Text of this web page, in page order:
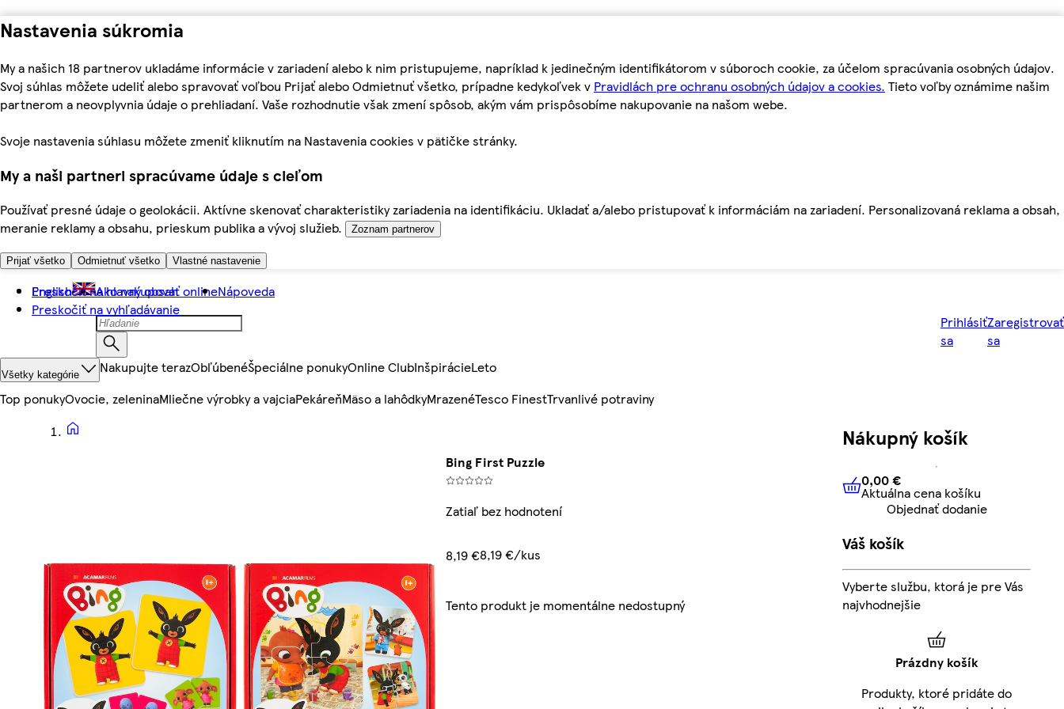
Nastavenia súkromia
My a našich 18 partnerov ukladáme informácie v zariadení alebo k nim pristupujeme, napríklad k jedinečným identifikátorom v súboroch cookie, za účelom spracúvania osobných údajov.
Svoj súhlas môžete udeliť alebo spravovať voľbou Prijať alebo Odmietnuť všetko, prípadne kedykoľvek v Pravidlách pre ochranu osobných údajov a cookies. Tieto voľby oznámime našim
partnerom a neovplyvnia údaje o prehliadaní. Vaše rozhodnutie však zmení spôsob, akým vám prispôsobíme nakupovanie na našom webe.
Svoje nastavenia súhlasu môžete zmeniť kliknutím na Nastavenia cookies v pätičke stránky.
My a naši partneri spracúvame údaje s cieľom
Používať presné údaje o geolokácii. Aktívne skenovať charakteristiky zariadenia na identifikáciu. Ukladať a/alebo pristupovať k informáciám na zariadení. Personalizovaná reklama a obsah,
meranie reklamy a obsahu, prieskum publika a vývoj služieb.
Zoznam partnerov
Prijať všetko Odmietnuť všetko Vlastné nastavenie
Preskočiť na hlavný obsah
Preskočiť na vyhľadávanie
English Ako nakupovať onlineNápoveda
Prihlásiť
sa
Zaregistrovať
sa
Všetky kategórie Nakupujte terazObľúbenéŠpeciálne ponukyOnline ClubInšpirácieLeto
Top ponukyOvocie, zeleninaMliečne výrobky a vajciaPekáreňMäso a lahôdkyMrazenéTesco FinestTrvanlivé potraviny
Bing First Puzzle
Zatiaľ bez hodnotení
8,19 €8,19 €/kus
Tento produkt je momentálne nedostupný
Nákupný košík
0,00 € Aktuálna cena košíku
0,00 €
Aktuálna cena košíku
Objednať dodanie
Váš košík
Vyberte službu, ktorá je pre Vás
najvhodnejšie
Prázdny košík
Produkty, ktoré pridáte do